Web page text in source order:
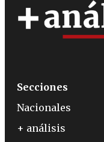
Secciones
Nacionales
+ análisis